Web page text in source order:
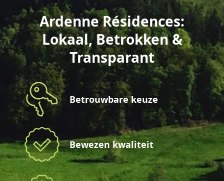
Ardenne Résidences:
Lokaal, Betrokken &
Transparant
Betrouwbare keuze
Bewezen kwaliteit